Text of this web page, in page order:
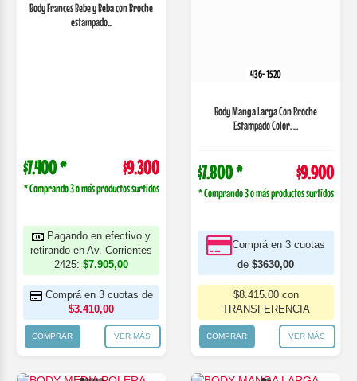
Body Frances Bebe y Beba con Broche
estampado...
$7.400 * $9.300
* Comprando 3 o más productos surtidos
Pagando en efectivo y
retirando en Av. Corrientes
2425: $7.905,00
Comprá en 3 cuotas de
$3.410,00
COMPRAR VER MÁS
436-1520
Body Manga Larga Con Broche
Estampado Color. ...
$7.800 * $9.900
* Comprando 3 o más productos surtidos
Comprá en 3 cuotas
de $3630,00
$8.415.00 con
TRANSFERENCIA
COMPRAR VER MÁS